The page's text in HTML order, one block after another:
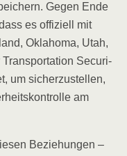
Gegen Ende
es offi­zi­ell mit
Okla­ho­ma, Utah,
Trans­por­ta­ti­on Secu­ri­
um sicher­zu­stel­len,
am
Bezie­hun­gen –